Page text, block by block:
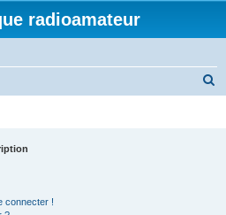
radioamateur
connecter !